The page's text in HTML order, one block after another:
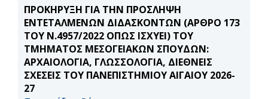
ΠΡΟΚΗΡΥΞΗ ΓΙΑ ΤΗΝ ΠΡΟΣΛΗΨΗ
ΕΝΤΕΤΑΛΜΕΝΩΝ ΔΙΔΑΣΚΟΝΤΩΝ (ΑΡΘΡΟ 173
ΤΟΥ Ν.4957/2022 ΟΠΩΣ ΙΣΧΥΕΙ) ΤΟΥ
ΤΜΗΜΑΤΟΣ ΜΕΣΟΓΕΙΑΚΩΝ ΣΠΟΥΔΩΝ:
ΑΡΧΑΙΟΛΟΓΙΑ, ΓΛΩΣΣΟΛΟΓΙΑ, ΔΙΕΘΝΕΙΣ
ΣΧΕΣΕΙΣ ΤΟΥ ΠΑΝΕΠΙΣΤΗΜΙΟΥ ΑΙΓΑΙΟΥ 2026-
27